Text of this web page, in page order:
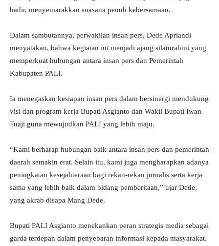
hadir, menyemarakkan suasana penuh kebersamaan.
Dalam sambutannya, perwakilan insan pers, Dede Apriandi
menyatakan, bahwa kegiatan ini menjadi ajang silaturahmi yang
memperkuat hubungan antara insan pers dan Pemerintah
Kabupaten PALI.
Ia menegaskan kesiapan insan pers dalam bersinergi mendukung
visi dan program kerja Bupati Asgianto dan Wakil Bupati Iwan
Tuaji guna mewujudkan PALI yang lebih maju.
“Kami berharap hubungan baik antara insan pers dan pemerintah
daerah semakin erat. Selain itu, kami juga mengharapkan adanya
peningkatan kesejahteraan bagi rekan-rekan jurnalis serta kerja
sama yang lebih baik dalam bidang pemberitaan,” ujar Dede,
yang akrab disapa Mang Dede.
Bupati PALI Asgianto menekankan peran strategis media sebagai
garda terdepan dalam penyebaran informasi kepada masyarakat.